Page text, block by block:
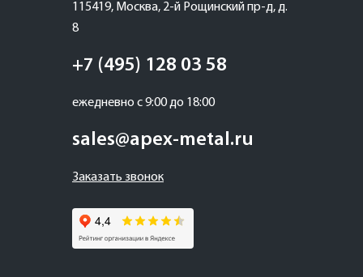
115419, Москва, 2-й Рощинский пр-д, д.
8
+7 (495) 128 03 58
ежедневно с 9:00 до 18:00
sales@apex-metal.ru
Заказать звонок